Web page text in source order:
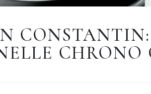
CONSTANTIN:
CHRONO